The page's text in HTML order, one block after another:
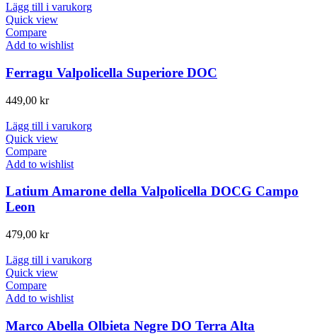
Lägg till i varukorg
Quick view
Compare
Add to wishlist
Ferragu Valpolicella Superiore DOC
449,00 kr
Lägg till i varukorg
Quick view
Compare
Add to wishlist
Latium Amarone della Valpolicella DOCG Campo
Leon
479,00 kr
Lägg till i varukorg
Quick view
Compare
Add to wishlist
Marco Abella Olbieta Negre DO Terra Alta